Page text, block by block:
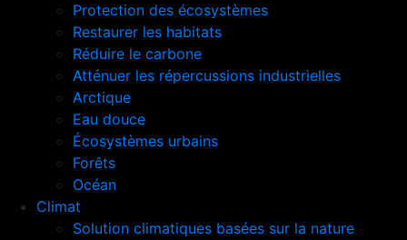
Protection des écosystèmes
Restaurer les habitats
Réduire le carbone
Atténuer les répercussions industrielles
Arctique
Eau douce
Écosystèmes urbains
Forêts
Océan
Climat
Solution climatiques basées sur la nature